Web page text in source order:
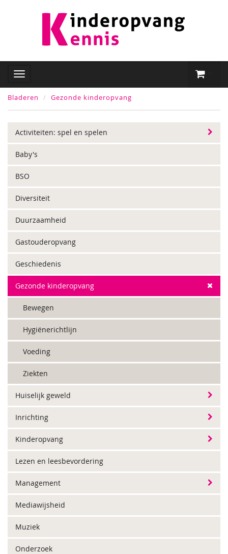
Bladeren Gezonde kinderopvang
Activiteiten: spel en spelen
Baby's
BSO
Diversiteit
Duurzaamheid
Gastouderopvang
Geschiedenis
Gezonde kinderopvang
Bewegen
Hygiënerichtlijn
Voeding
Ziekten
Huiselijk geweld
Inrichting
Kinderopvang
Lezen en leesbevordering
Management
Mediawijsheid
Muziek
Onderzoek